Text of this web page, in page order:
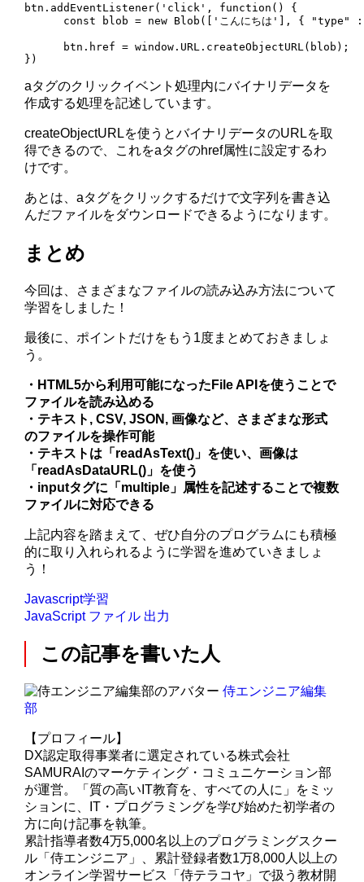
btn.addEventListener('click', function() {
const blob = new Blob(['こんにちは'], { "type"
btn.href =
aタグのクリックイベント処理内にバイナリデータを
作成する処理を記述しています。
createObjectURLを使うとバイナリデータのURLを取
得できるので、これをaタグのhref属性に設定するわ
けです。
あとは、aタグをクリックするだけで文字列を書き込
んだファイルをダウンロードできるようになります。
まとめ
今回は、さまざまなファイルの読み込み方法について
学習をしました！
最後に、ポイントだけをもう1度まとめておきましょ
う。
・HTML5から利用可能になったFile APIを使うことで
ファイルを読み込める
・テキスト, CSV, JSON, 画像など、さまざまな形式
のファイルを操作可能
・テキストは「readAsText()」を使い、画像は
「readAsDataURL()」を使う
・inputタグに「multiple」属性を記述することで複数
ファイルに対応できる
上記内容を踏まえて、ぜひ自分のプログラムにも積極
的に取り入れられるように学習を進めていきましょ
う！
Javascript学習
JavaScript ファイル 出力
この記事を書いた人
侍エンジニア編集
部
【プロフィール】
DX認定取得事業者に選定されている株式会社
SAMURAIのマーケティング・コミュニケーション部
が運営。「質の高いIT教育を、すべての人に」をミッ
ションに、IT・プログラミングを学び始めた初学者の
方に向け記事を執筆。
累計指導者数4万5,000名以上のプログラミングスクー
ル「侍エンジニア」、累計登録者数1万8,000人以上の
オンライン学習サービス「侍テラコヤ」で扱う教材開